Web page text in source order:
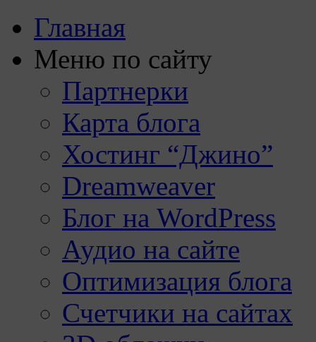
Главная
Меню по сайту
Партнерки
Карта блога
Хостинг “Джино”
Dreamweaver
Блог на WordPress
Аудио на сайте
Оптимизация блога
Счетчики на сайтах